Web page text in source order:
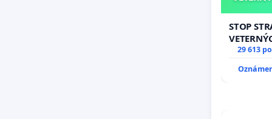
STOP
29 613